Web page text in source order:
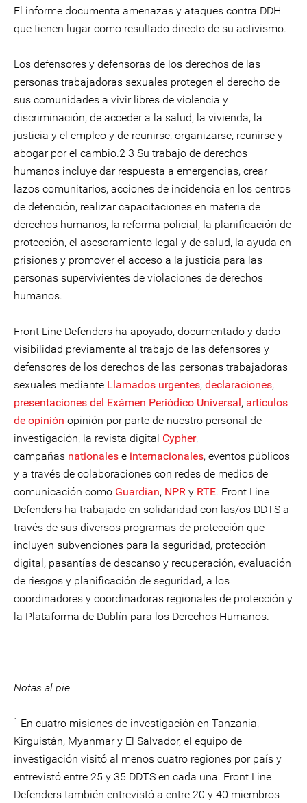
El informe documenta amenazas y ataques contra DDH
que tienen lugar como resultado directo de su activismo.
Los defensores y defensoras de los derechos de las
personas trabajadoras sexuales protegen el derecho de
sus comunidades a vivir libres de violencia y
discriminación; de acceder a la salud, la vivienda, la
justicia y el empleo y de reunirse, organizarse, reunirse y
abogar por el cambio.2 3 Su trabajo de derechos
humanos incluye dar respuesta a emergencias, crear
lazos comunitarios, acciones de incidencia en los centros
de detención, realizar capacitaciones en materia de
derechos humanos, la reforma policial, la planificación de
protección, el asesoramiento legal y de salud, la ayuda en
prisiones y promover el acceso a la justicia para las
personas supervivientes de violaciones de derechos
humanos.
Front Line Defenders ha apoyado, documentado y dado
visibilidad previamente al trabajo de las defensores y
defensores de los derechos de las personas trabajadoras
sexuales mediante Llamados urgentes, declaraciones,
presentaciones del Exámen Periódico Universal, artículos
de opinión opinión por parte de nuestro personal de
investigación, la revista digital Cypher,
campañas nationales e internacionales, eventos públicos
y a través de colaboraciones con redes de medios de
comunicación como Guardian, NPR y RTE. Front Line
Defenders ha trabajado en solidaridad con las/os DDTS a
través de sus diversos programas de protección que
incluyen subvenciones para la seguridad, protección
digital, pasantías de descanso y recuperación, evaluación
de riesgos y planificación de seguridad, a los
coordinadores y coordinadoras regionales de protección y
la Plataforma de Dublín para los Derechos Humanos.
Notas al pie
1 En cuatro misiones de investigación en Tanzania,
Kirguistán, Myanmar y El Salvador, el equipo de
investigación visitó al menos cuatro regiones por país y
entrevistó entre 25 y 35 DDTS en cada una. Front Line
Defenders también entrevistó a entre 20 y 40 miembros